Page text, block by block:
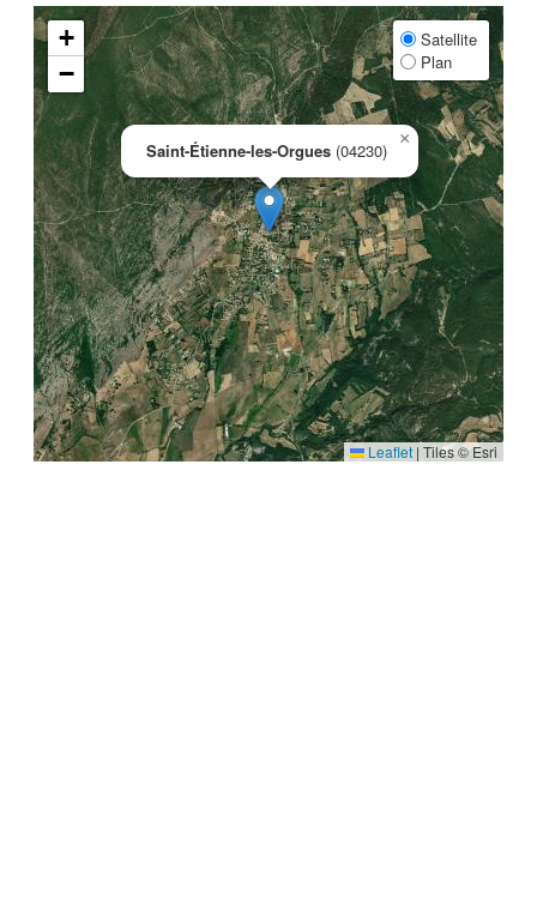
Saint-Étienne-les-Orgues (04230)
×
+
−
Satellite
Plan
Leaflet | Tiles © Esri